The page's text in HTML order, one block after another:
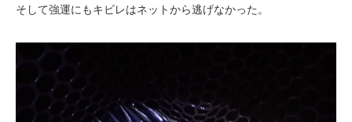
そして強運にもキビレはネットから逃げなかった。